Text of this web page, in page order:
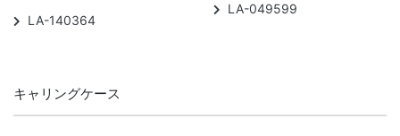
LA-140364
LA-049599
キャリングケース